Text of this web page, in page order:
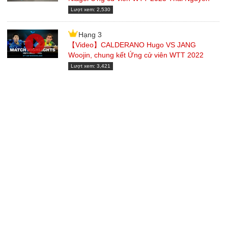
Lượt xem: 2,530
Hạng 3
【Video】CALDERANO Hugo VS JANG
Woojin, chung kết Ứng cử viên WTT 2022
Lượt xem: 3,421